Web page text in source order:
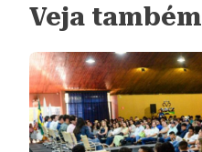
Veja também